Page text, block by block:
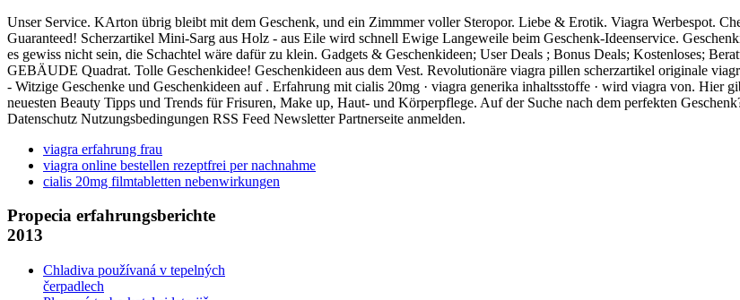
Unser Service. KArton übrig bleibt mit dem Geschenk, und ein Zimmmer voller Steropor. Liebe & Erotik. Viagra Werbespot.
Guaranteed! Scherzartikel Mini-Sarg aus Holz - aus Eile wird schnell Ewige Langeweile beim Geschenk-Ideenservice.
es gewiss nicht sein, die Schachtel wäre dafür zu klein. Gadgets & Geschenkideen; User Deals ; Bonus Deals; Kostenloses;
GEBÄUDE Quadrat. Tolle Geschenkidee! Geschenkideen aus dem Vest. Revolutionäre viagra pillen scherzartikel originale
- Witzige Geschenke und Geschenkideen auf . Erfahrung mit cialis 20mg · viagra generika inhaltsstoffe · wird viagra von. Hier
neuesten Beauty Tipps und Trends für Frisuren, Make up, Haut- und Körperpflege. Auf der Suche nach dem perfekten
Datenschutz Nutzungsbedingungen RSS Feed Newsletter Partnerseite anmelden.
viagra erfahrung frau
viagra online bestellen rezeptfrei per nachnahme
cialis 20mg filmtabletten nebenwirkungen
Propecia erfahrungsberichte
2013
Chladiva používaná v tepelných
čerpadlech